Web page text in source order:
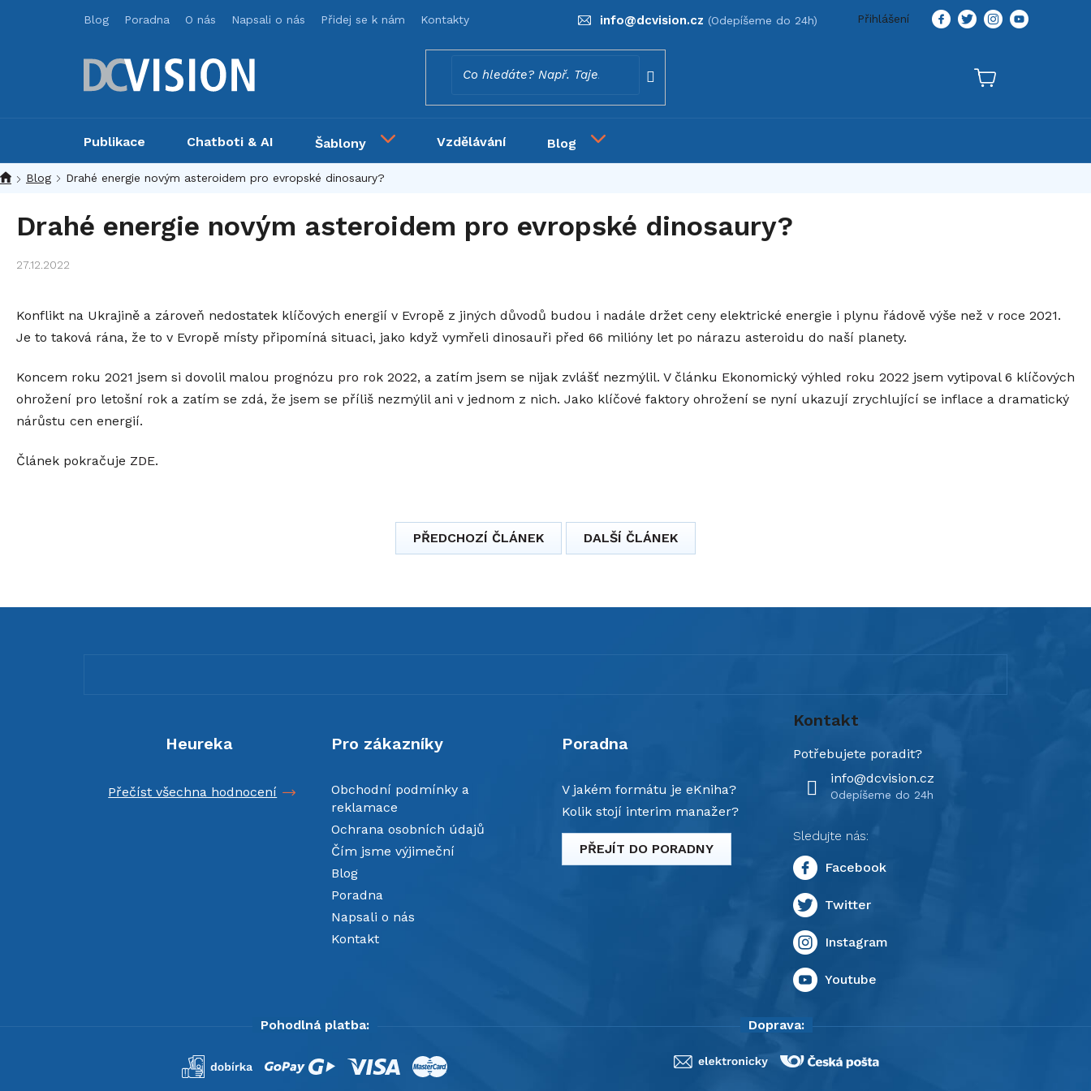
Blog Poradna O nás Napsali o nás Přidej se k nám Kontakty Přihlášení
info@dcvision.cz
Publikace Chatboti & AI Šablony Vzdělávání Blog
Blog Drahé energie novým asteroidem pro evropské dinosaury?
Drahé energie novým asteroidem pro evropské dinosaury?
27.12.2022
Konflikt na Ukrajině a zároveň nedostatek klíčových energií v Evropě z jiných důvodů budou i nadále držet ceny elektrické energie i plynu řádově výše než v roce 2021.
Je to taková rána, že to v Evropě místy připomíná situaci, jako když vymřeli dinosauři před 66 milióny let po nárazu asteroidu do naší planety.
Koncem roku 2021 jsem si dovolil malou prognózu pro rok 2022, a zatím jsem se nijak zvlášť nezmýlil. V článku Ekonomický výhled roku 2022 jsem vytipoval 6 klíčových
ohrožení pro letošní rok a zatím se zdá, že jsem se příliš nezmýlil ani v jednom z nich. Jako klíčové faktory ohrožení se nyní ukazují zrychlující se inflace a dramatický
nárůstu cen energií.
Článek pokračuje ZDE.
PŘEDCHOZÍ ČLÁNEK DALŠÍ ČLÁNEK
Heureka
Přečíst všechna hodnocení
Pro zákazníky
Obchodní podmínky a
reklamace
Ochrana osobních údajů
Čím jsme výjimeční
Blog
Poradna
Napsali o nás
Kontakt
Poradna
V jakém formátu je eKniha?
Kolik stojí interim manažer?
PŘEJÍT DO PORADNY
Kontakt
info@dcvision.cz
Pohodlná platba: Doprava: